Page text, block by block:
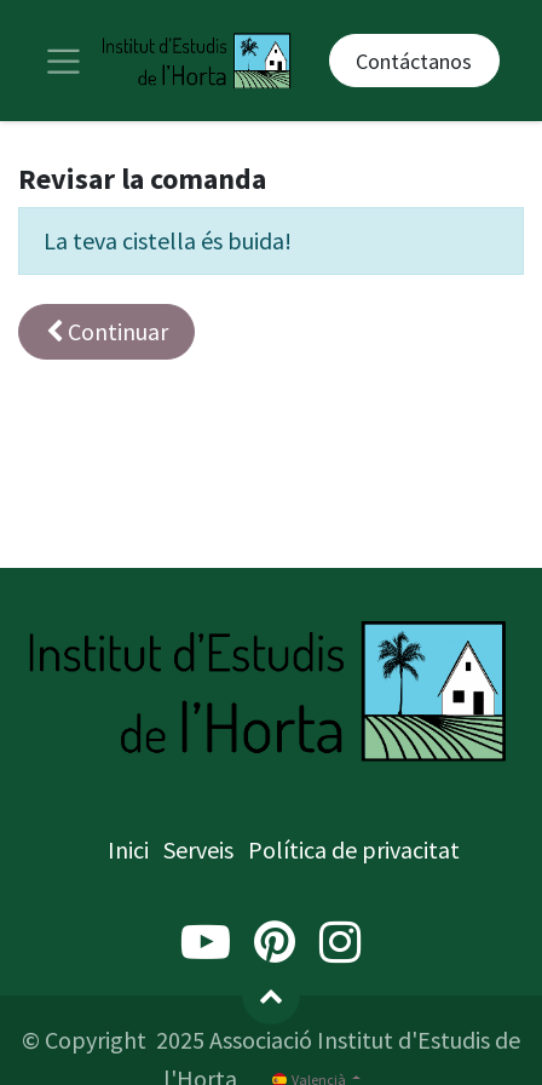
Contáctanos
Revisar la comanda
La teva cistella és buida!
Continuar
Inici Serveis Política de privacitat
© Copyright 2025 Associació Institut d'Estudis de
l'Horta
Valencià